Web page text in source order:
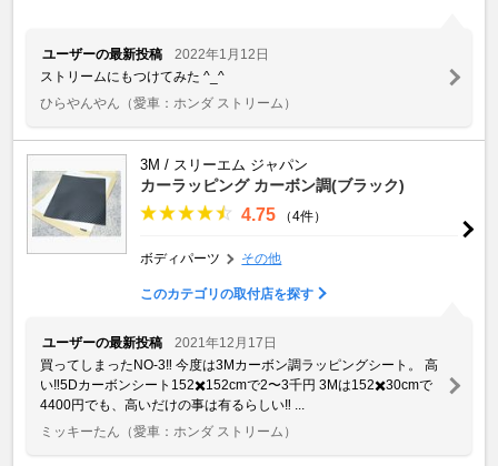
ユーザーの最新投稿
2022年1月12日
ストリームにもつけてみた ^_^
ひらやんやん （愛車：ホンダ ストリーム）
3M / スリーエム ジャパン
カーラッピング カーボン調(ブラック)
4.75 （4件）
ボディパーツ その他
このカテゴリの取付店を探す
ユーザーの最新投稿
2021年12月17日
買ってしまったNO-3‼️ 今度は3Mカーボン調ラッピングシート。 高
い‼️5Dカーボンシート152✖️152cmで2〜3千円 3Mは152✖️30cmで
4400円でも、高いだけの事は有るらしい‼️ ...
ミッキーたん （愛車：ホンダ ストリーム）